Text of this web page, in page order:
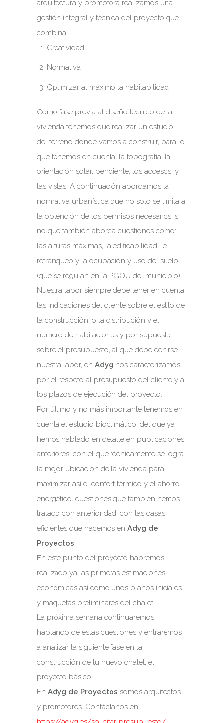
arquitectura y promotora realizamos una
gestión integral y técnica del proyecto que
combina
Creatividad
Normativa
Optimizar al máximo la habitabilidad
Como fase previa al diseño técnico de la
vivienda tenemos que realizar un estudio
del terreno donde vamos a construir, para lo
que tenemos en cuenta: la topografía, la
orientación solar, pendiente, los accesos, y
las vistas. A continuación abordamos la
normativa urbanística que no solo se limita a
la obtención de los permisos necesarios, si
no que también aborda cuestiones como:
las alturas máximas, la edificabilidad, el
retranqueo y la ocupación y uso del suelo
(que se regulan en la PGOU del municipio).
Nuestra labor siempre debe tener en cuenta
las indicaciones del cliente sobre el estilo de
la construcción, o la distribución y el
numero de habitaciones y por supuesto
sobre el presupuesto, al que debe ceñirse
nuestra labor, en Adyg nos caracterizamos
por el respeto al presupuesto del cliente y a
los plazos de ejecución del proyecto.
Por último y no más importante tenemos en
cuenta el estudio bioclimático, del que ya
hemos hablado en detalle en publicaciones
anteriores, con el que técnicamente se logra
la mejor ubicación de la vivienda para
maximizar así el confort térmico y el ahorro
energético, cuestiones que también hemos
tratado con anterioridad, con las casas
eficientes que hacemos en Adyg de
Proyectos.
En este punto del proyecto habremos
realizado ya las primeras estimaciones
económicas así como unos planos iniciales
y maquetas preliminares del chalet.
La próxima semana continuaremos
hablando de estas cuestiones y entraremos
a analizar la siguiente fase en la
construcción de tu nuevo chalet, el
proyecto básico.
En Adyg de Proyectos somos arquitectos
y promotores. Contáctanos en